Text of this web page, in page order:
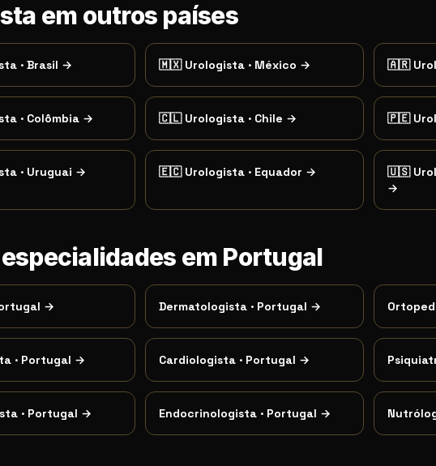
em outros países
· Brasil → 🇲🇽 Urologista · México → 🇦🇷
· Colômbia → 🇨🇱 Urologista · Chile → 🇵🇪
· Uruguai → 🇪🇨 Urologista · Equador → 🇺🇸
→
em Portugal
→ Dermatologista · Portugal →
· Portugal → Cardiologista · Portugal →
· Portugal → Endocrinologista · Portugal →